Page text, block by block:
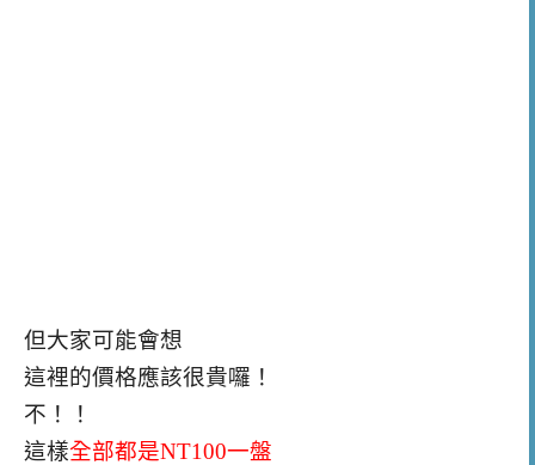
但大家可能會想
這裡的價格應該很貴囉！
不！！
這樣全部都是NT100一盤